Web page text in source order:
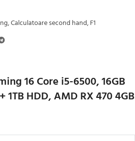
,Calculatoare second hand,F1
16 Core i5-6500, 16GB
1TB HDD, AMD RX 470 4GB